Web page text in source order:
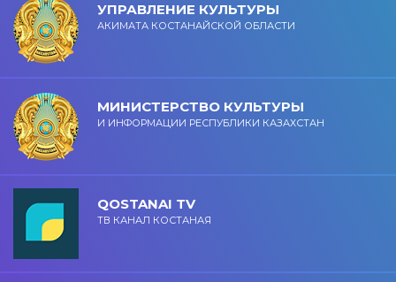
УПРАВЛЕНИЕ КУЛЬТУРЫ
АКИМАТА КОСТАНАЙСКОЙ ОБЛАСТИ
МИНИСТЕРСТВО КУЛЬТУРЫ
И ИНФОРМАЦИИ РЕСПУБЛИКИ КАЗАХСТАН
QOSTANAI TV
ТВ КАНАЛ КОСТАНАЯ